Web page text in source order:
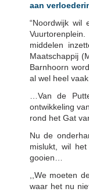
aan
“Noordwijk wil
middelen
Maatschappij
Barnhoorn
al wel heel
…Van de
ontwikkeling
rond het Gat
Nu de
mislukt, wil
gooien…
,,We moeten
waar het nu